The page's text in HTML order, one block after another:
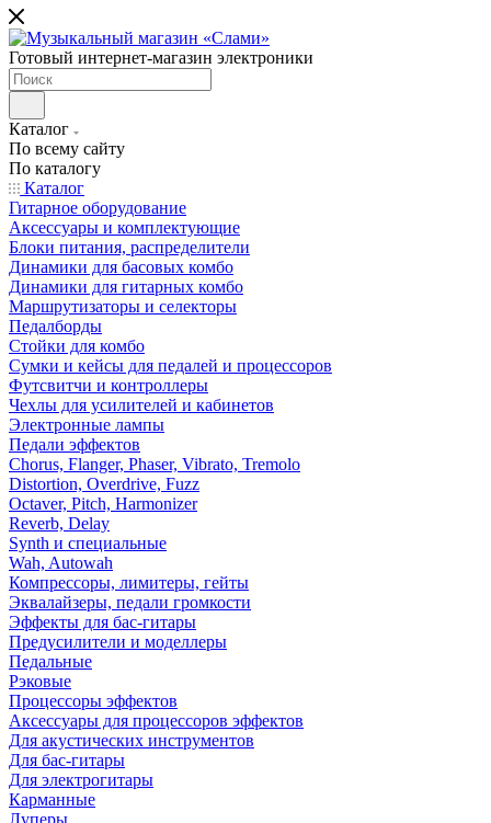
Готовый интернет-магазин электроники
Каталог
По всему сайту
По каталогу
Каталог
Гитарное оборудование
Аксессуары и комплектующие
Блоки питания, распределители
Динамики для басовых комбо
Динамики для гитарных комбо
Маршрутизаторы и селекторы
Педалборды
Стойки для комбо
Сумки и кейсы для педалей и процессоров
Футсвитчи и контроллеры
Чехлы для усилителей и кабинетов
Электронные лампы
Педали эффектов
Chorus, Flanger, Phaser, Vibrato, Tremolo
Distortion, Overdrive, Fuzz
Octaver, Pitch, Harmonizer
Reverb, Delay
Synth и специальные
Wah, Autowah
Компрессоры, лимитеры, гейты
Эквалайзеры, педали громкости
Эффекты для бас-гитары
Предусилители и моделлеры
Педальные
Рэковые
Процессоры эффектов
Аксессуары для процессоров эффектов
Для акустических инструментов
Для бас-гитары
Для электрогитары
Карманные
Луперы